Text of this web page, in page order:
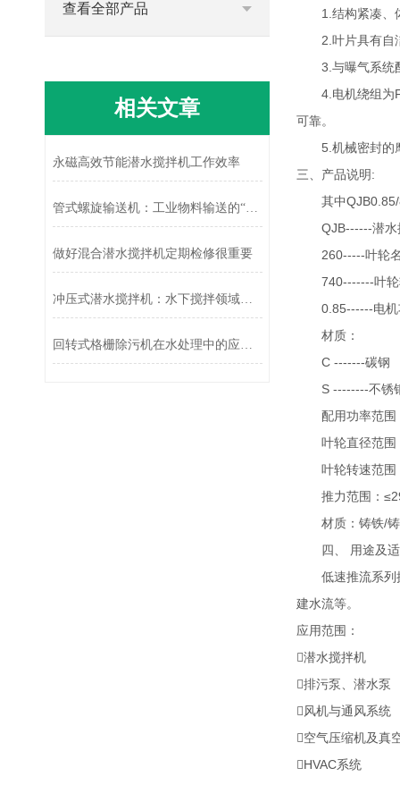
1.结构紧凑、体
2.叶片具有自洁
3.与曝气系统配
4.电机绕组为F
可靠。
5.机械密封的摩
三、产品说明:
其中QJB0.85/
QJB------潜水
260-----叶轮名
740-------叶轮
0.85------电机
材质：
C -------碳钢
S --------不锈
配用功率范围
叶轮直径范围
叶轮转速范围
推力范围：
材质：铸铁/铸
四、 用途及适
低速推流系列搅
建水流等。
应用范围：
潜水搅拌机
排污泵、潜水泵
风机与通风系统
空气压缩机及真
HVAC系统
查看全部产品
相关文章
永磁高效节能潜水搅拌机工作效率
管式螺旋输送机：工业物料输送的“隐形动脉”
做好混合潜水搅拌机定期检修很重要
冲压式潜水搅拌机：水下搅拌领域的得力助手
回转式格栅除污机在水处理中的应用效果分析